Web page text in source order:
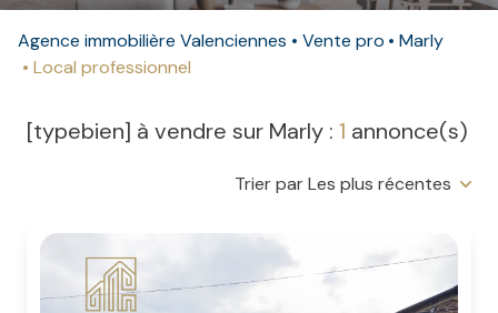
APPARTEMENTS
LOCAUX
LOCATION
LOCATION
ESTIMER
NOTRE
AGENCE
NOUS ?
EQUIPE
AVIS
CONTACT
Agence immobilière Valenciennes Vente pro
Marly
Local professionnel
[typebien] à vendre sur Marly : 1 annonce(s)
Trier par Les plus récentes